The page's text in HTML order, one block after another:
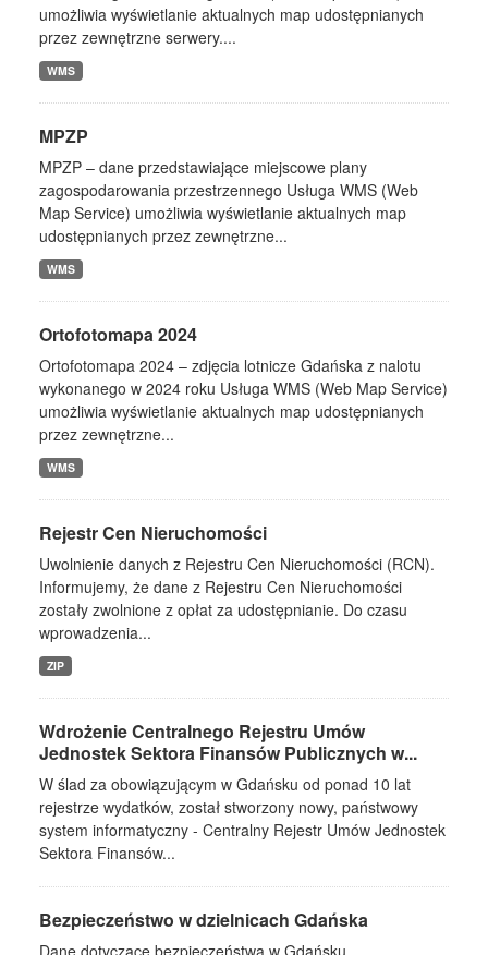
umożliwia wyświetlanie aktualnych map udostępnianych
przez zewnętrzne serwery....
WMS
MPZP
MPZP – dane przedstawiające miejscowe plany
zagospodarowania przestrzennego Usługa WMS (Web
Map Service) umożliwia wyświetlanie aktualnych map
udostępnianych przez zewnętrzne...
WMS
Ortofotomapa 2024
Ortofotomapa 2024 – zdjęcia lotnicze Gdańska z nalotu
wykonanego w 2024 roku Usługa WMS (Web Map Service)
umożliwia wyświetlanie aktualnych map udostępnianych
przez zewnętrzne...
WMS
Rejestr Cen Nieruchomości
Uwolnienie danych z Rejestru Cen Nieruchomości (RCN).
Informujemy, że dane z Rejestru Cen Nieruchomości
zostały zwolnione z opłat za udostępnianie. Do czasu
wprowadzenia...
ZIP
Wdrożenie Centralnego Rejestru Umów
Jednostek Sektora Finansów Publicznych w...
W ślad za obowiązującym w Gdańsku od ponad 10 lat
rejestrze wydatków, został stworzony nowy, państwowy
system informatyczny - Centralny Rejestr Umów Jednostek
Sektora Finansów...
Bezpieczeństwo w dzielnicach Gdańska
Dane dotyczące bezpieczeństwa w Gdańsku